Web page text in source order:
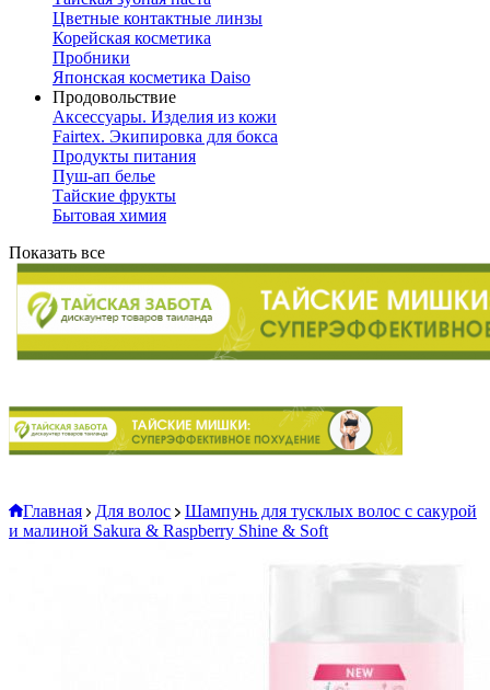
Цветные контактные линзы
Корейская косметика
Пробники
Японская косметика Daiso
Продовольствие
Аксессуары. Изделия из кожи
Fairtex. Экипировка для бокса
Продукты питания
Пуш-ап белье
Тайские фрукты
Бытовая химия
Показать все
Главная Для волос
Шампунь для тусклых волос с сакурой
и малиной Sakura & Raspberry Shine & Soft